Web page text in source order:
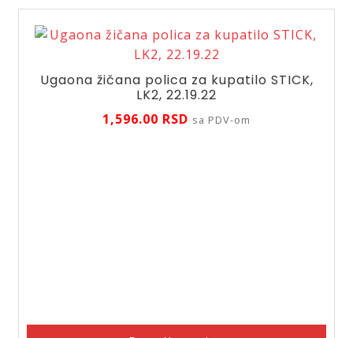
Ugaona žičana polica za kupatilo STICK,
LK2, 22.19.22
1,596.00 RSD sa PDV-om